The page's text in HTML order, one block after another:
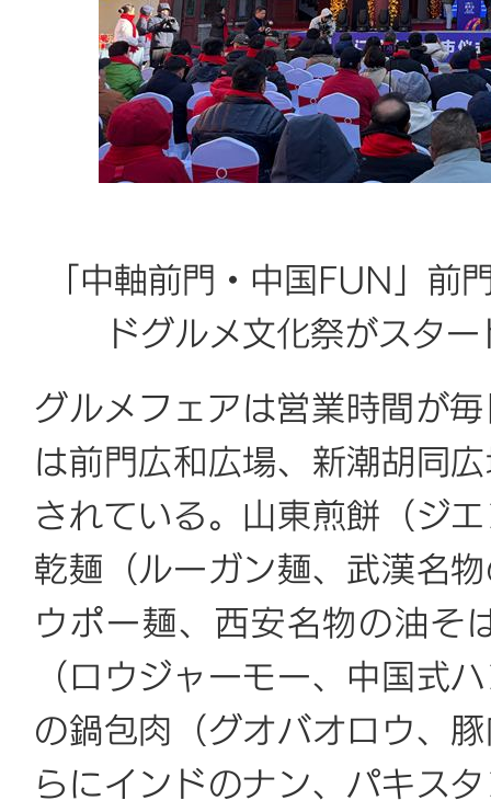
「中軸前門・中国FUN」
ドグルメ文化祭がスタ
グルメフェアは営業時間が
は前門広和広場、新潮胡同
されている。山東煎餅（ジ
乾麺（ルーガン麺、武漢名
ウポー麺、西安名物の油そ
（ロウジャーモー、中国式
の鍋包肉（グオバオロウ、
らにインドのナン、パキス